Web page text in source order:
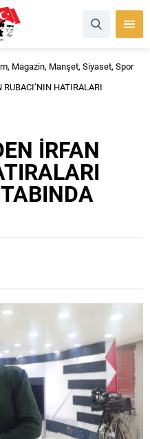
, Magazin, Manşet, Siyaset, Spor
RUBACI’NIN HATIRALARI
İRFAN